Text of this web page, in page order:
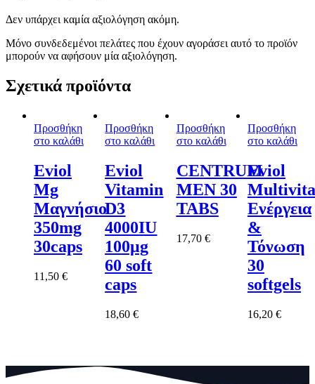
Δεν υπάρχει καμία αξιολόγηση ακόμη.
Μόνο συνδεδεμένοι πελάτες που έχουν αγοράσει αυτό το προϊόν
μπορούν να αφήσουν μία αξιολόγηση.
Σχετικά προϊόντα
Προσθήκη
στο καλάθι
Eviol
Mg
Μαγνήσιο
350mg
30caps
11,50 €
Προσθήκη
στο καλάθι
Eviol
Vitamin
D3
4000IU
100μg
60 soft
caps
18,60€
Προσθήκη
στο καλάθι
CENTRUM
MEN 30
TABS
17,70 €
Προσθήκη
στο καλάθι
Eviol
Ενέργεια
&
Τόνωση
30
softgels
16,20 €